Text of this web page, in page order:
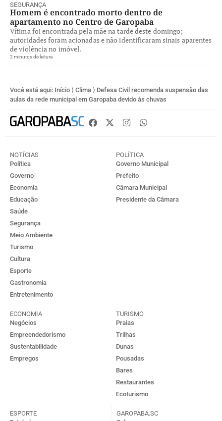
SEGURANÇA
Homem é encontrado morto dentro de
apartamento no Centro de Garopaba
Vítima foi encontrada pela mãe na tarde deste domingo;
autoridades foram acionadas e não identificaram sinais aparentes
de violência no imóvel.
2 minutos de leitura
Você está aqui: Início ⟩ Clima ⟩ Defesa Civil recomenda suspensão das
aulas da rede municipal em Garopaba devido às chuvas
NOTÍCIAS
Política
Governo
Economia
Educação
Saúde
Segurança
Meio Ambiente
Turismo
Cultura
Esporte
Gastronomia
Entretenimento
POLÍTICA
Governo Municipal
Prefeito
Câmara Municipal
Presidente da Câmara
ECONOMIA
Negócios
Empreendedorismo
Sustentabilidade
Empregos
TURISMO
Praias
Trilhas
Dunas
Pousadas
Bares
Restaurantes
Ecoturismo
ESPORTE
GAROPABA.SC